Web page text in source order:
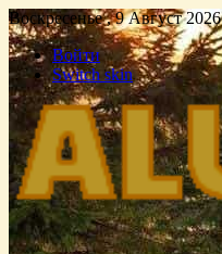
Воскресенье , 9 Август 2026
Войти
Switch skin